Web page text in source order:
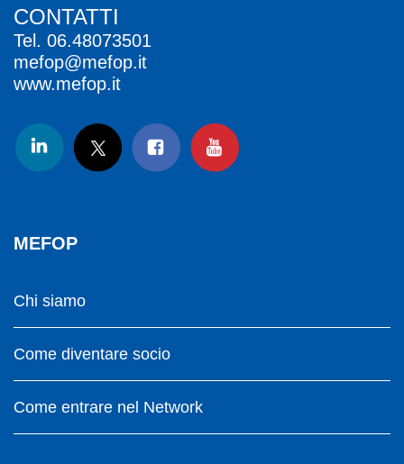
CONTATTI
Tel. 06.48073501
mefop@mefop.it
www.mefop.it
MEFOP
Chi siamo
Come diventare socio
Come entrare nel Network